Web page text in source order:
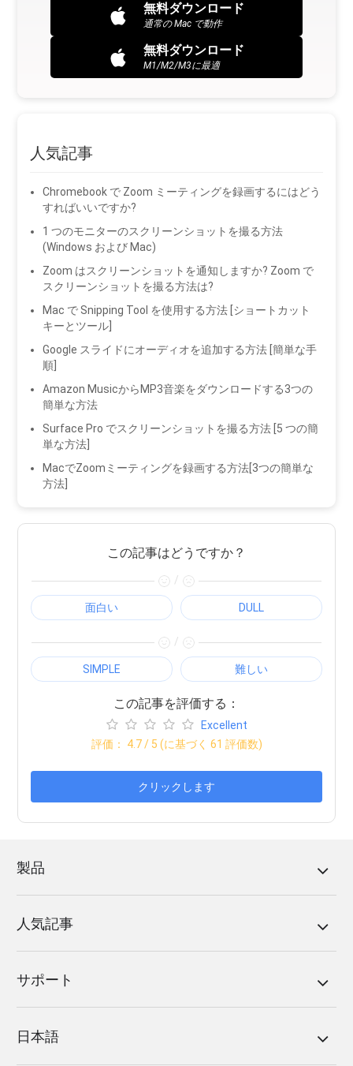
無料ダウンロード
通常の Mac で動作
無料ダウンロード
M1/M2/M3に最適
人気記事
Chromebook で Zoom ミーティングを録画するにはどう
すればいいですか?
1 つのモニターのスクリーンショットを撮る方法
(Windows および Mac)
Zoom はスクリーンショットを通知しますか? Zoom で
スクリーンショットを撮る方法は?
Mac で Snipping Tool を使用する方法 [ショートカット
キーとツール]
Google スライドにオーディオを追加する方法 [簡単な手
順]
Amazon MusicからMP3音楽をダウンロードする3つの
簡単な方法
Surface Pro でスクリーンショットを撮る方法 [5 つの簡
単な方法]
MacでZoomミーティングを録画する方法[3つの簡単な
方法]
この記事はどうですか？
/
面白い DULL
/
SIMPLE 難しい
この記事を評価する：
Excellent
評価： 4.7/ 5 (に基づく 61 評価数)
クリックします
製品
人気記事
サポート
日本語